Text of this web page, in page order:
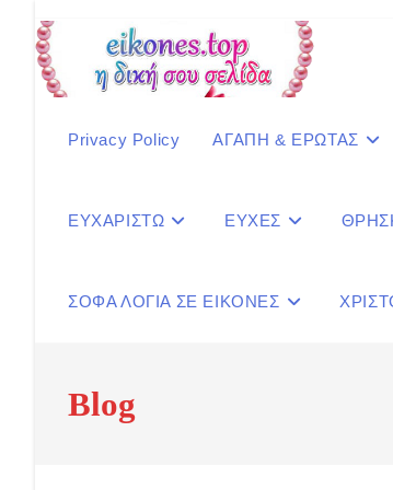
content
Privacy Policy ΑΓΑΠΗ & ΕΡΩΤΑΣ
ΕΥΧΑΡΙΣΤΩ ΕΥΧΕΣ
ΣΟΦΑ ΛΟΓΙΑ ΣΕ ΕΙΚΟΝΕΣ
Blog